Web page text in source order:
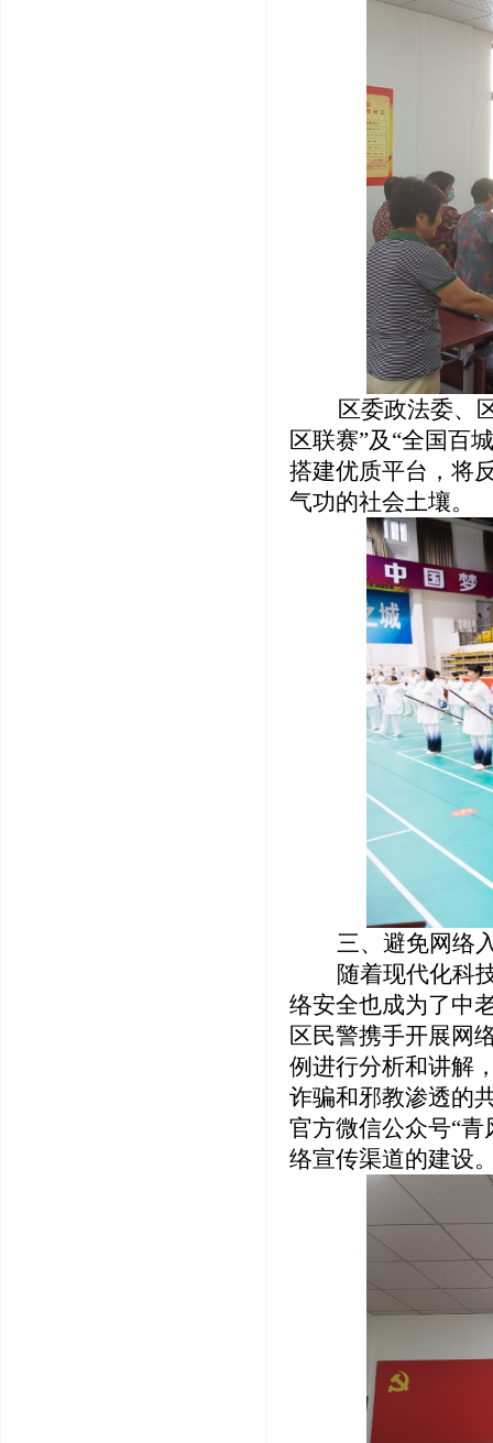
区委政法委、
区联赛”及“全国百
搭建优质平台，将
气功的社会土壤。
三、避免网络
随着现代化科
络安全也成为了中
区民警携手开展网
例进行分析和讲解
诈骗和邪教渗透的
官方微信公众号“
络宣传渠道的建设